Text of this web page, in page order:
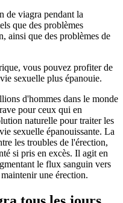
de viagra pendant la
que des problèmes
ainsi que des problèmes de
vous pouvez profiter de
sexuelle plus épanouie.
d'hommes dans le monde
pour ceux qui en
naturelle pour traiter les
sexuelle épanouissante. La
les troubles de l'érection,
si pris en excès. Il agit en
le flux sanguin vers
une érection.